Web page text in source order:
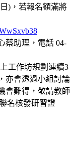
)，若報名額滿將
蔡助理，電話 04-
工作坊規劃連續3
亦會透過小組討論
會難得，敬請教師
名核發研習證